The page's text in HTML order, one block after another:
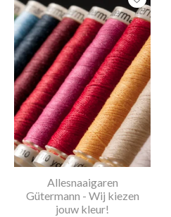
Allesnaaigaren
Gütermann - Wij kiezen
jouw kleur!